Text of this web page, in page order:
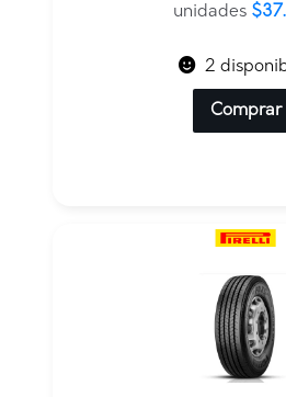
unidades
2
Comprar